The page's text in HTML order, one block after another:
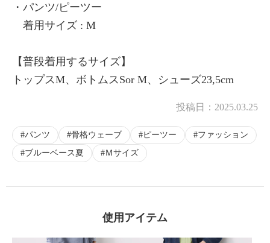
・パンツ/ピーツー
着用サイズ : M
【普段着用するサイズ】
トップスM、ボトムスSor M、シューズ23,5cm
投稿日： 2025.03.25
パンツ 骨格ウェーブ ピーツー
ファッション
ブルーベース夏
Ｍサイズ
使用アイテム